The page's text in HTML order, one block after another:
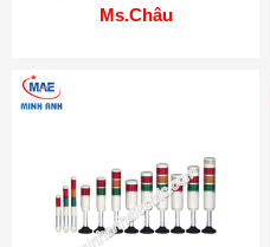
Ms.Châu